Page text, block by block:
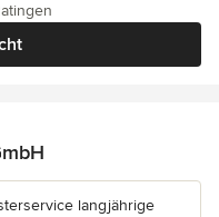
langjährige